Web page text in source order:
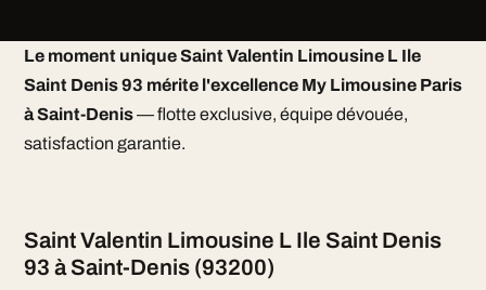
Le moment unique Saint Valentin Limousine L Ile
Saint Denis 93 mérite l'excellence My Limousine Paris
à Saint-Denis— flotte exclusive, équipe dévouée,
satisfaction garantie.
Saint Valentin Limousine L Ile Saint Denis
93 à Saint-Denis (93200)